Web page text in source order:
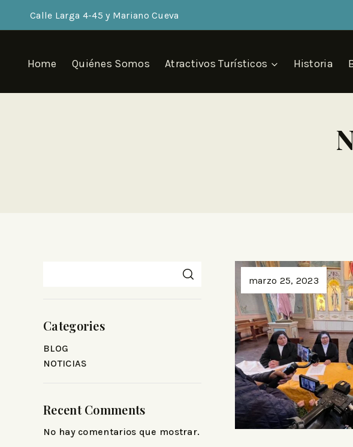
Calle Larga 4-45 y Mariano Cueva
Home Quiénes Somos Atractivos Turísticos Historia
marzo 25, 2023
Categories
BLOG
NOTICIAS
Recent Comments
No hay comentarios que mostrar.